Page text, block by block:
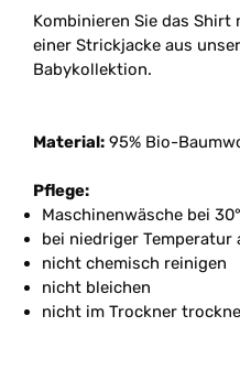
Kombinieren Sie das
einer Strickjacke aus
Babykollektion.
Material: 95% Bio-
Pflege:
Maschinenwäsche bei
bei niedriger Temperatur
nicht chemisch reinigen
nicht bleichen
nicht im Trockner